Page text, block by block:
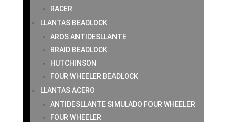
RACER
LLANTAS BEADLOCK
AROS ANTIDESLLANTE
BRAID BEADLOCK
HUTCHINSON
FOUR WHEELER BEADLOCK
LLANTAS ACERO
ANTIDESLLANTE SIMULADO FOUR WHEELER
FOUR WHEELER